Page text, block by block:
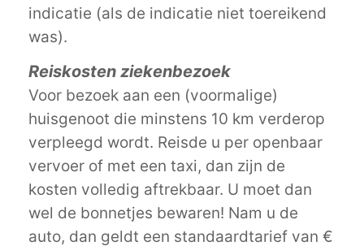
indicatie (als de indicatie niet toereikend
was).
Reiskosten ziekenbezoek
Voor bezoek aan een (voormalige)
huisgenoot die minstens 10 km verderop
verpleegd wordt. Reisde u per openbaar
vervoer of met een taxi, dan zijn de
kosten volledig aftrekbaar. U moet dan
wel de bonnetjes bewaren! Nam u de
auto, dan geldt een standaardtarief van €